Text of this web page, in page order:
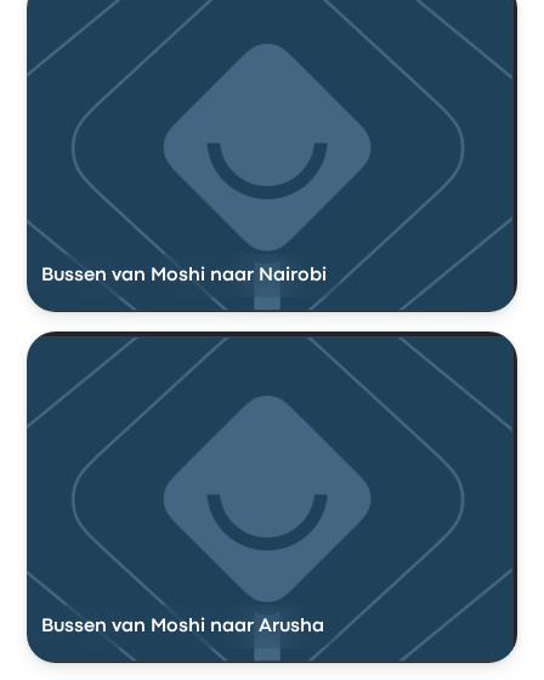
Bussen van Moshi naar Nairobi
Bussen van Moshi naar Arusha